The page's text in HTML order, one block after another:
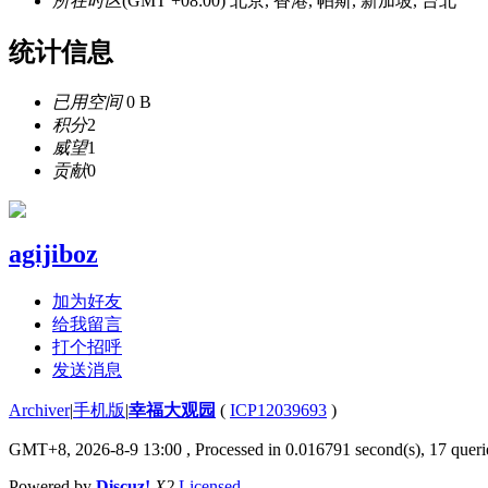
统计信息
已用空间0 B
积分2
威望1
贡献0
agijiboz
加为好友
给我留言
打个招呼
发送消息
Archiver|手机版|幸福大观园 ( ICP12039693 )
GMT+8, 2026-8-9 13:00 , Processed in 0.016791 second(s), 17